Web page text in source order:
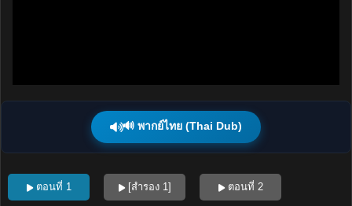
🔊 พากย์ไทย (Thai Dub)
ตอนที่ 1 [สำรอง 1] ตอนที่ 2